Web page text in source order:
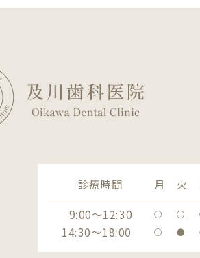
診療時間 月 火
9:00～12:30
〇 〇
14:30～18:00 〇 ●